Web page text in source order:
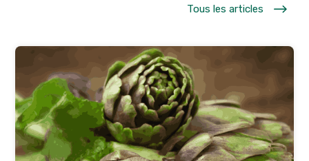
$
Tous les articles